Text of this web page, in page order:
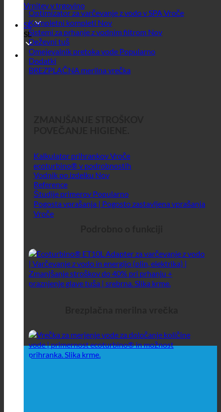
Vrnitev v trgovino
SL
SL
Optimizator za varčevanje z vodo v SPA
Kompletni kompleti
Sistemi za prhanje z vodnim filtrom
Deževni tuš
Omejevalnik pretoka vode
Dodatki
BREZPLAČNA merilna vrečka
Kalkulator prihrankov
ecoturbino® v podrobnostih
Vodnik po izdelku
Reference
Študije primerov
Pogosta vprašanja | Pogosto zastavljena vprašanja